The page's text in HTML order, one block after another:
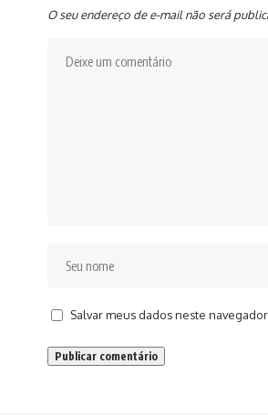
O seu endereço de e-mail não será
Salvar meus dados neste